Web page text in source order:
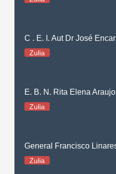
C . E. I. Aut Dr José
Zulia
E. B. N. Rita Elena Araujo
Zulia
General Francisco
Zulia